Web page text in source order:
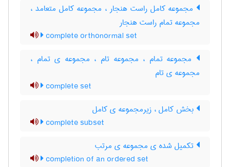
مجموعه کامل راست هنجار ، مجموعه کامل متعامد ،
مجموعه تمام راست هنجار
complete orthonormal set
مجموعه تمام ، مجموعه تام ، مجموعه ی تمام ،
مجموعه ی تام
complete set
بخش کامل ، زیرمجموعه ی کامل
complete subset
تکمیل شده ی مجموعه ی مرتب
completion of an ordered set